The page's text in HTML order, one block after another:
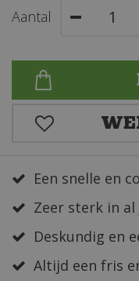
Aantal
Een snelle en
Zeer sterk in
Deskundig en
Altijd een fris